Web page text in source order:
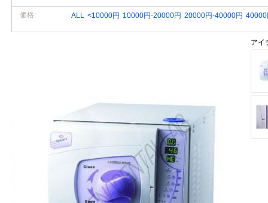
価格: ALL <10000円 10000円-20000円 20000円-40000円
アイ